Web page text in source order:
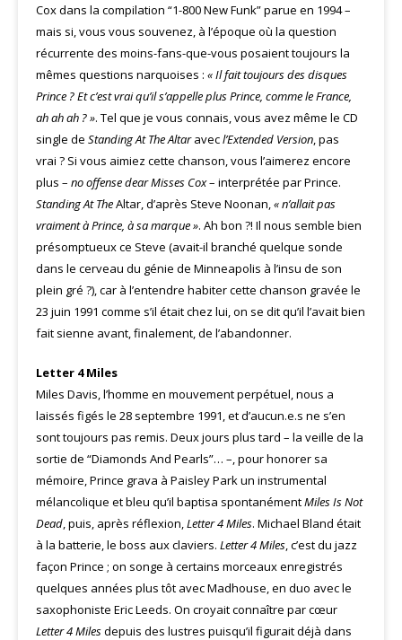
Cox dans la compilation “1-800 New Funk” parue en 1994 –
mais si, vous vous souvenez, à l’époque où la question
récurrente des moins-fans-que-vous posaient toujours la
mêmes questions narquoises : « Il fait toujours des disques
Prince ? Et c’est vrai qu’il s’appelle plus Prince, comme le France,
ah ah ah ? ». Tel que je vous connais, vous avez même le CD
single de Standing At The Altaravecl’Extended Version, pas
vrai ? Si vous aimiez cette chanson, vous l’aimerez encore
plus – no offense dear Misses Cox– interprétée par Prince.
Standing At TheAltar, d’après Steve Noonan,« n’allait pas
vraiment à Prince, à sa marque ». Ah bon ?! Il nous semble bien
présomptueux ce Steve (avait-il branché quelque sonde
dans le cerveau du génie de Minneapolis à l’insu de son
plein gré ?), car à l’entendre habiter cette chanson gravée le
23 juin 1991 comme s’il était chez lui, on se dit qu’il l’avait bien
fait sienne avant, finalement, de l’abandonner.
Letter 4 Miles
Miles Davis, l’homme en mouvement perpétuel, nous a
laissés figés le 28 septembre 1991, et d’aucun.e.s ne s’en
sont toujours pas remis. Deux jours plus tard – la veille de la
sortie de “Diamonds And Pearls”… –, pour honorer sa
mémoire, Prince grava à Paisley Park un instrumental
mélancolique et bleu qu’il baptisa spontanémentMiles Is Not
Dead, puis, après réflexion,Letter 4 Miles. Michael Bland était
à la batterie, le boss aux claviers. Letter 4 Miles, c’est du jazz
façon Prince ; on songe à certains morceaux enregistrés
quelques années plus tôt avec Madhouse, en duo avec le
saxophoniste Eric Leeds. On croyait connaître par cœur
Letter 4 Milesdepuis des lustres puisqu’il figurait déjà dans